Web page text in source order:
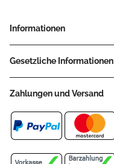
Informationen
Gesetzliche Informationen
Zahlungen und Versand